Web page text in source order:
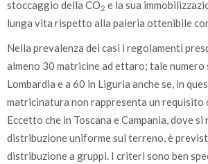
stoccaggio della CO2 e la sua
lunga vita rispetto alla paleria ottenibile
Nella prevalenza dei casi i regolamenti
almeno 30 matricine ad ettaro; tale numero
Lombardia e a 60 in Liguria anche se, in
matricinatura non rappresenta un
Eccetto che in Toscana e Campania, dove si
distribuzione uniforme sul terreno, è
distribuzione a gruppi. I criteri sono ben